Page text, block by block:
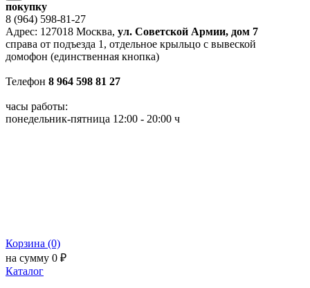
покупку
8 (964) 598-81-27
Адрес: 127018 Москва, ул. Советской Армии, дом 7
справа от подъезда 1, отдельное крыльцо с вывеской
домофон (единственная кнопка)
Телефон 8 964 598 81 27
часы работы:
понедельник-пятница 12:00 - 20:00 ч
Корзина (0)
на сумму 0 ₽
Каталог